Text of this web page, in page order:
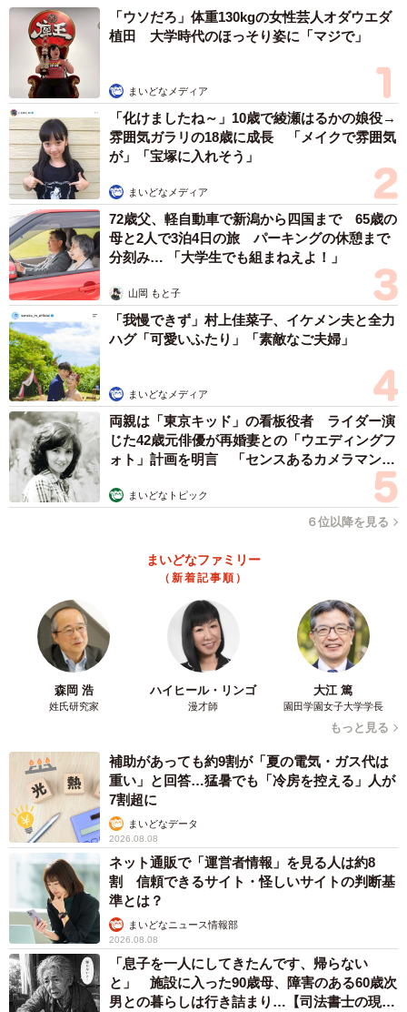
「ウソだろ」体重130kgの女性芸人オダウエダ
植田 大学時代のほっそり姿に「マジで」
まいどなメディア
「化けましたね～」10歳で綾瀬はるかの娘役→
雰囲気ガラリの18歳に成長 「メイクで雰囲気
が」「宝塚に入れそう」
まいどなメディア
72歳父、軽自動車で新潟から四国まで 65歳の
母と2人で3泊4日の旅 パーキングの休憩まで
分刻み… 「大学生でも組まねえよ！」
山岡 もと子
「我慢できず」村上佳菜子、イケメン夫と全力
ハグ「可愛いふたり」「素敵なご夫婦」
まいどなメディア
両親は「東京キッド」の看板役者 ライダー演
じた42歳元俳優が再婚妻との「ウエディングフ
ォト」計画を明言 「センスあるカメラマン求
まいどなトピック
６位以降を見る
まいどなファミリー
（新着記事順）
森岡 浩
姓氏研究家
ハイヒール・リンゴ
漫才師
大江 篤
園田学園女子大学学長
もっと見る
補助があっても約9割が「夏の電気・ガス代は
重い」と回答…猛暑でも「冷房を控える」人が
7割超に
まいどなデータ
2026.08.08
ネット通販で「運営者情報」を見る人は約8
割 信頼できるサイト・怪しいサイトの判断基
準とは？
まいどなニュース情報部
2026.08.08
「息子を一人にしてきたんです、帰らない
と」 施設に入った90歳母、障害のある60歳次
男との暮らしは行き詰まり…【司法書士の現場